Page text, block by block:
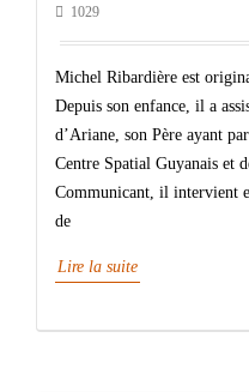
1029
Michel Ribardière est
Depuis son enfance, il a
d’Ariane, son Père ayant
Centre Spatial Guyanais et
Communicant, il intervient
de
Lire la suite